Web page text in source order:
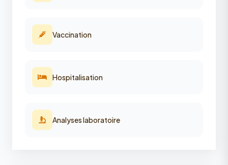
Vaccination
Hospitalisation
Analyses laboratoire